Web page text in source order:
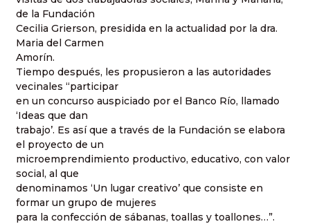
de la Fundación
Cecilia Grierson, presidida en la actualidad por la dra.
Maria del Carmen
Amorín.
Tiempo después, les propusieron a las autoridades
vecinales “participar
en un concurso auspiciado por el Banco Río, llamado
‘Ideas que dan
trabajo’. Es así que a través de la Fundación se elabora
el proyecto de un
microemprendimiento productivo, educativo, con valor
social, al que
denominamos ‘Un lugar creativo’ que consiste en
formar un grupo de mujeres
para la confección de sábanas, toallas y toallones…”.